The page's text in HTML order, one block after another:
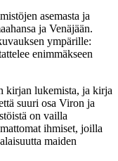
asemasta ja
ja Venäjään.
ympärille:
enimmäkseen
kirjan lukemista, ja kirja
suuri osa Viron ja
on vailla
ihmiset, joilla
maiden